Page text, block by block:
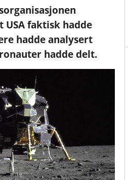
faktisk hadde
hadde analysert
hadde delt.